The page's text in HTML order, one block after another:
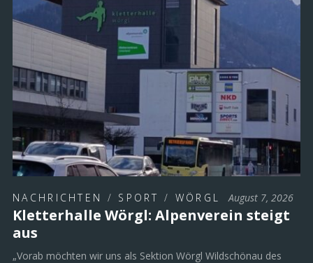
NACHRICHTEN / SPORT / WÖRGL August 7, 2026
Kletterhalle Wörgl: Alpenverein steigt
aus
„Vorab möchten wir uns als Sektion Wörgl Wildschönau des